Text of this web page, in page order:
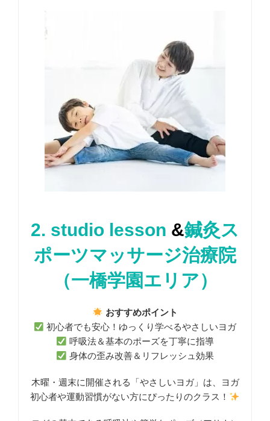
2. studio lesson &鍼灸ス
ポーツマッサージ治療院
（一橋学園エリア）
おすすめポイント
初心者でも安心！ゆっくり学べるやさしいヨガ
呼吸法＆基本のポーズを丁寧に指導
身体の歪み改善＆リフレッシュ効果
木曜・週末に開催される「やさしいヨガ」は、ヨガ
初心者や運動習慣がない方にぴったりのクラス！